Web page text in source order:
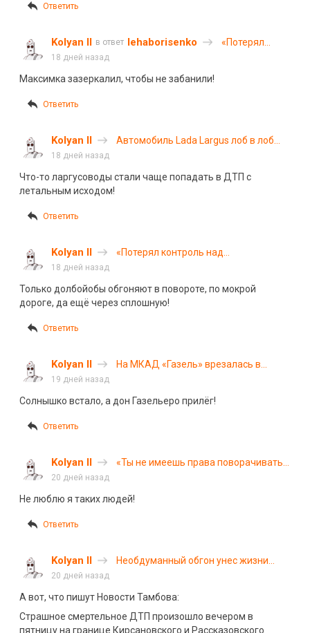
Ответить
Kolyan II в ответ lehaborisenko
«Потерял
«Сибирь» в
18 дней назад
Максимка зазеркалил, чтобы не забанили!
Ответить
Kolyan II
Автомобиль Lada Largus лоб в лоб
18 дней назад
Что-то ларгусоводы стали чаще попадать в ДТП с
летальным исходом!
Ответить
Kolyan II
«Потерял контроль над
Иркутской области
18 дней назад
Только долбойобы обгоняют в повороте, по мокрой
дороге, да ещё через сплошную!
Ответить
Kolyan II
На МКАД «Газель» врезалась в
19 дней назад
Солнышко встало, а дон Газельеро прилёг!
Ответить
Kolyan II
«Ты не имеешь права поворачивать»:
20 дней назад
Не люблю я таких людей!
Ответить
Kolyan II
Необдуманный обгон унес жизни
20 дней назад
А вот, что пишут Новости Тамбова:
Страшное смертельное ДТП произошло вечером в
пятницу на границе Кирсановского и Рассказовского